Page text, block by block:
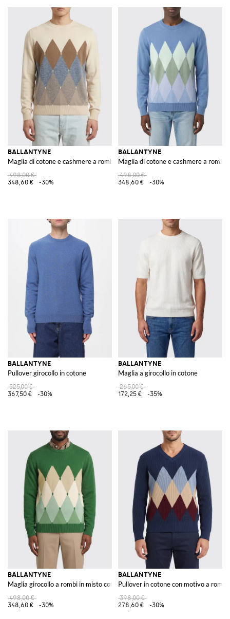
BALLANTYNE
Maglia di cotone e cashmere a rombi
498,00 €
348,60 €
-30%
BALLANTYNE
Maglia di cotone e cashmere a rombi
498,00 €
348,60 €
-30%
BALLANTYNE
Pullover girocollo in cotone
525,00 €
367,50 €
-30%
BALLANTYNE
Maglia a girocollo in cotone
265,00 €
172,25 €
-35%
BALLANTYNE
Maglia girocollo a rombi in misto cotone e cashmere con vestibilità slim
498,00 €
348,60 €
-30%
BALLANTYNE
Pullover in cotone con motivo a rombi
398,00 €
278,60 €
-30%